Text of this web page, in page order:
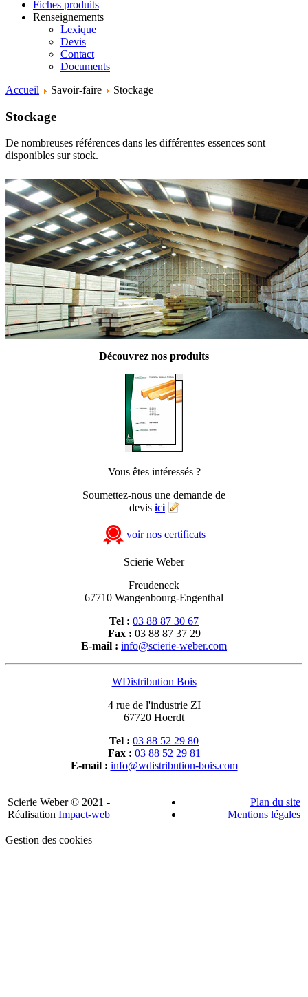
Fiches produits
Renseignements
Lexique
Devis
Contact
Documents
Accueil
Savoir-faire Stockage
Stockage
De nombreuses références dans les différentes essences sont
disponibles sur stock.
Découvrez nos produits
Vous êtes intéressés ?
Soumettez-nous une demande de
devis ici
voir nos certificats
Scierie Weber
Freudeneck
67710 Wangenbourg-Engenthal
Tel : 03 88 87 30 67
Fax : 03 88 87 37 29
E-mail : info@scierie-weber.com
WDistribution Bois
4 rue de l'industrie ZI
67720 Hoerdt
Tel : 03 88 52 29 80
Fax : 03 88 52 29 81
E-mail : info@wdistribution-bois.com
Scierie Weber © 2021 -
Réalisation Impact-web
Plan du site
Mentions légales
Gestion des cookies